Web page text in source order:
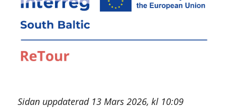
internationellt
initiativ
för
turism
Sidan uppdaterad 13 Mars 2026, kl 10:09